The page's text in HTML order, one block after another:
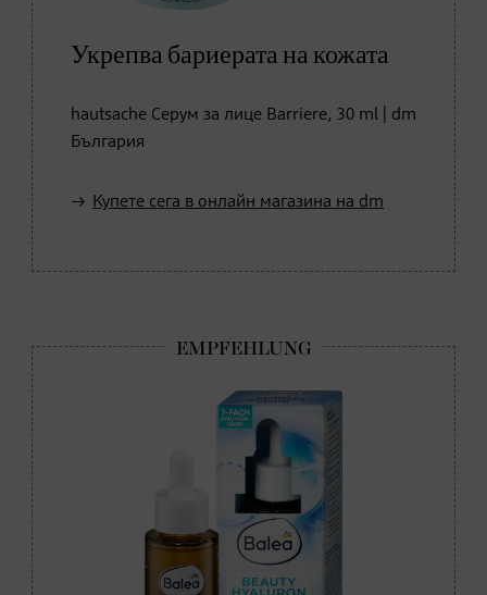
Укрепва бариерата на кожата
hautsache Серум за лице Barriere, 30 ml | dm
България
Купете сега в онлайн магазина на dm